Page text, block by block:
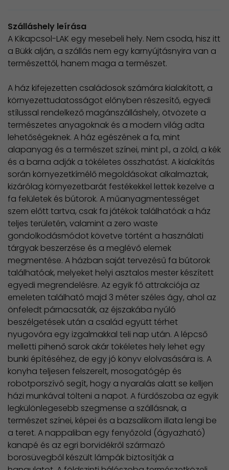
Szálláshely leírása
A Kikapcsol-LAK egy mesebeli hely. Nem csoda, hisz itt
a Bükk alján, a szállás nem egy karnyújtásnyira van a
természettől, hanem maga a természet.
A ház kifejezetten családosok számára kialakított, a
környezettudatosságot előnyben részesítő, egyedi
stílussal rendelkező magánszálláshely, ötvözete a
természetes anyagoknak és a modern világ adta
lehetőségeknek. A ház egészének a fa, mint
alapanyag és a természet színei, mint pl., a zöld, a kék
és a barna adják a tökéletes összhatást. A kialakítás
során környezetkímélő megoldásokat alkalmaztak,
kizárólag környezetbarát festékekkel lettek kezelve a
fa felületek és bútorok. A műanyagmentességet
szem előtt tartva, csak fa játékok találhatóak a ház
teljes területén, valamint a zero waste
gondolkodásmódot követve történt a használati
tárgyak beszerzése és a meglévő elemek
megmentése. A házban saját tervezésű fa bútorok
találhatóak, melyeket helyi asztalos mester készített
egyedi megrendelésre. Az egyik fő attrakciója az
emeleten található majd 3 méter széles ágy, ahol az
önfeledt párnacsaták, az éjszakába nyúló
beszélgetések után a család együtt térhet
nyugovóra egy izgalmakkal teli nap után. A lépcső
melletti pihenő sarok akár tökéletes hely lehet egy
bunki építéséhez, de egy jó könyv elolvasására is. A
konyha teljesen felszerelt, mosogatógép és
robotporszívó segít, hogy a nyaralás alatt se kelljen
házi munkával tölteni a napot. A fürdőszoba az egyik
legkülönlegesebb szegmense a szállásnak, a
természet színei, képei és a bazsalikom illata lengi be
a teret. A nappaliban egy fenyőzöld (ágyazható)
kanapé és az egri borvidékről származó
borosüvegből készült lámpák biztosítják a